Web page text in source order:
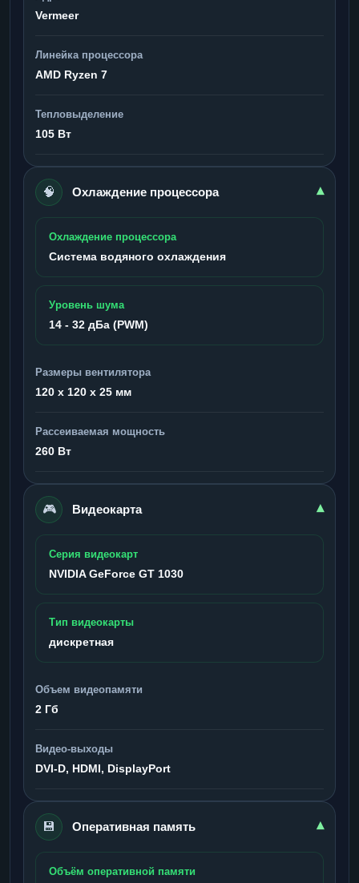
Vermeer
Линейка процессора
AMD Ryzen 7
Тепловыделение
105 Вт
🧠 Охлаждение процессора ▾
Охлаждение процессора
Система водяного охлаждения
Уровень шума
14 - 32 дБа (PWM)
Размеры вентилятора
120 x 120 x 25 мм
Рассеиваемая мощность
260 Вт
🎮 Видеокарта ▾
Серия видеокарт
NVIDIA GeForce GT 1030
Тип видеокарты
дискретная
Объем видеопамяти
2 Гб
Видео-выходы
DVI-D, HDMI, DisplayPort
💾 Оперативная память ▾
Объём оперативной памяти